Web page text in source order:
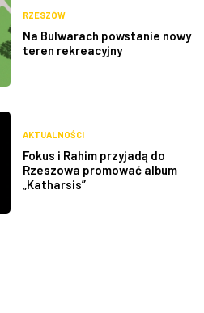
RZESZÓW
Na Bulwarach powstanie nowy
teren rekreacyjny
AKTUALNOŚCI
Fokus i Rahim przyjadą do
Rzeszowa promować album
„Katharsis”